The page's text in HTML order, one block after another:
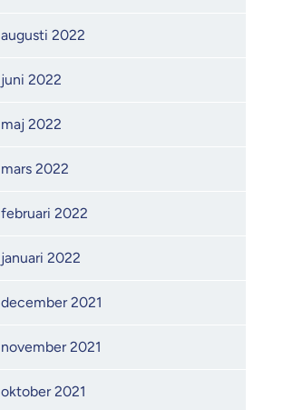
augusti 2022
juni 2022
maj 2022
mars 2022
februari 2022
januari 2022
december 2021
november 2021
oktober 2021